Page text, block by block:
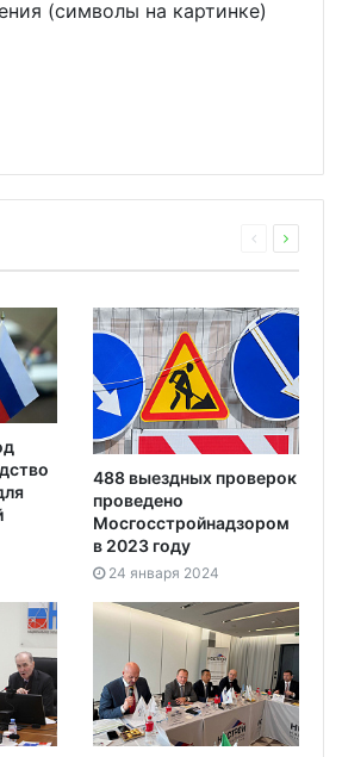
(символы на картинке)
488 выездных проверок
проведено
Мосгосстройнадзором
в 2023 году
24 января 2024